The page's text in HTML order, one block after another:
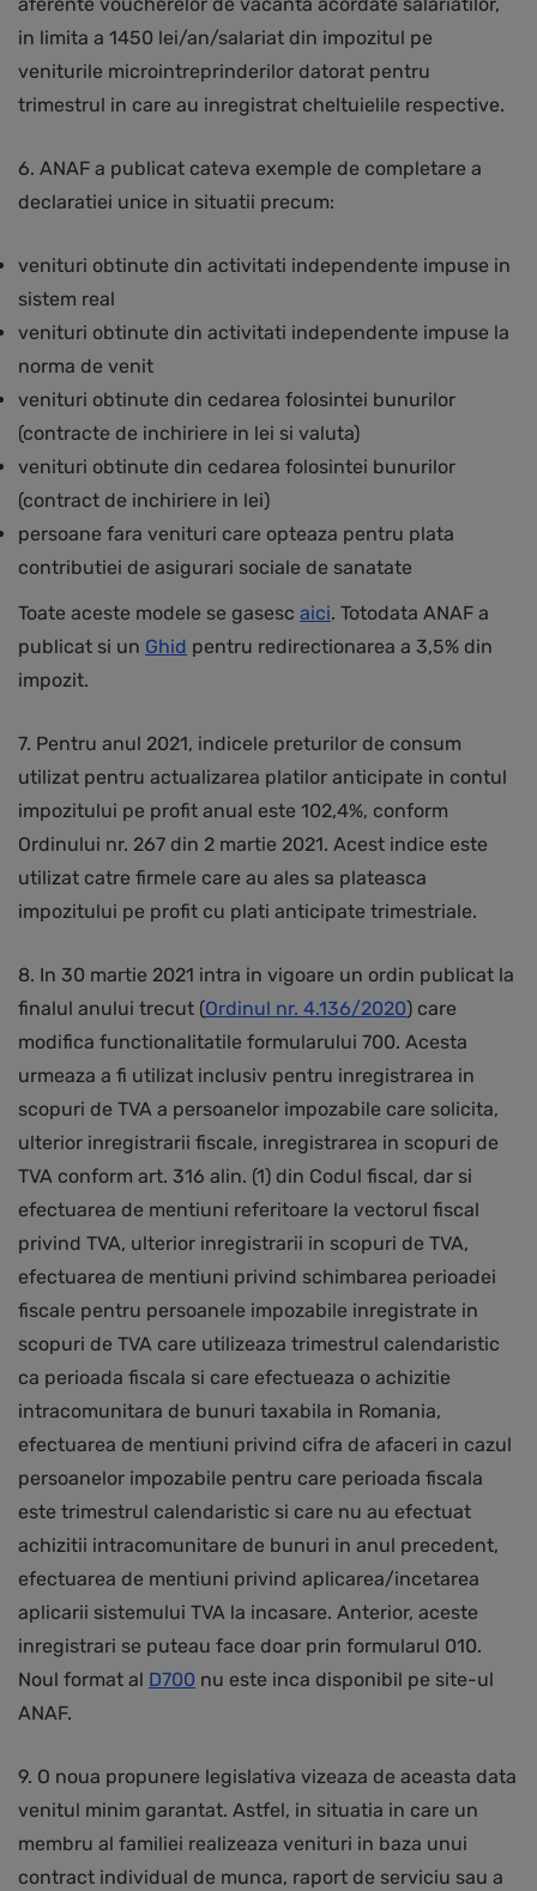
aferente voucherelor de vacanta acordate salariatilor,
in limita a 1450 lei/an/salariat din impozitul pe
veniturile microintreprinderilor datorat pentru
trimestrul in care au inregistrat cheltuielile respective.
6. ANAF a publicat cateva exemple de completare a
declaratiei unice in situatii precum:
venituri obtinute din activitati independente impuse in
sistem real
venituri obtinute din activitati independente impuse la
norma de venit
venituri obtinute din cedarea folosintei bunurilor
(contracte de inchiriere in lei si valuta)
venituri obtinute din cedarea folosintei bunurilor
(contract de inchiriere in lei)
persoane fara venituri care opteaza pentru plata
contributiei de asigurari sociale de sanatate
Toate aceste modele se gasesc aici. Totodata ANAF a
publicat si un Ghid pentru redirectionarea a 3,5% din
impozit.
7. Pentru anul 2021, indicele preturilor de consum
utilizat pentru actualizarea platilor anticipate in contul
impozitului pe profit anual este 102,4%, conform
Ordinului nr. 267 din 2 martie 2021. Acest indice este
utilizat catre firmele care au ales sa plateasca
impozitului pe profit cu plati anticipate trimestriale.
8. In 30 martie 2021 intra in vigoare un ordin publicat la
finalul anului trecut (Ordinul nr. 4.136/2020) care
modifica functionalitatile formularului 700. Acesta
urmeaza a fi utilizat inclusiv pentru inregistrarea in
scopuri de TVA a persoanelor impozabile care solicita,
ulterior inregistrarii fiscale, inregistrarea in scopuri de
TVA conform art. 316 alin. (1) din Codul fiscal, dar si
efectuarea de mentiuni referitoare la vectorul fiscal
privind TVA, ulterior inregistrarii in scopuri de TVA,
efectuarea de mentiuni privind schimbarea perioadei
fiscale pentru persoanele impozabile inregistrate in
scopuri de TVA care utilizeaza trimestrul calendaristic
ca perioada fiscala si care efectueaza o achizitie
intracomunitara de bunuri taxabila in Romania,
efectuarea de mentiuni privind cifra de afaceri in cazul
persoanelor impozabile pentru care perioada fiscala
este trimestrul calendaristic si care nu au efectuat
achizitii intracomunitare de bunuri in anul precedent,
efectuarea de mentiuni privind aplicarea/incetarea
aplicarii sistemului TVA la incasare. Anterior, aceste
inregistrari se puteau face doar prin formularul 010.
Noul format al D700 nu este inca disponibil pe site-ul
ANAF.
9. O noua propunere legislativa vizeaza de aceasta data
venitul minim garantat. Astfel, in situatia in care un
membru al familiei realizeaza venituri in baza unui
contract individual de munca, raport de serviciu sau a